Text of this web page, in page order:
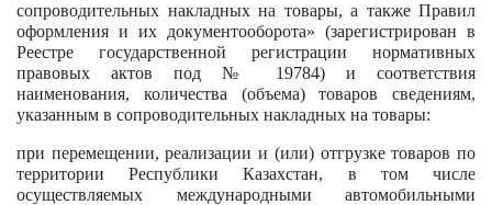
сопроводительных накладных на товары, а также Правил
оформления и их документооборота» (зарегистрирован в
Реестре государственной регистрации нормативных
правовых актов под № 19784) и соответствия
наименования, количества (объема) товаров сведениям,
указанным в сопроводительных накладных на товары:
при перемещении, реализации и (или) отгрузке товаров по
территории Республики Казахстан, в том числе
осуществляемых международными автомобильными